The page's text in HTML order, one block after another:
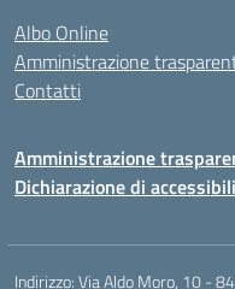
Albo Online
Amministrazione
Contatti
Amministrazione
Dichiarazione di
Indirizzo:Via Aldo Moro, 10 -